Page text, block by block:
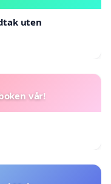
uten
vår!